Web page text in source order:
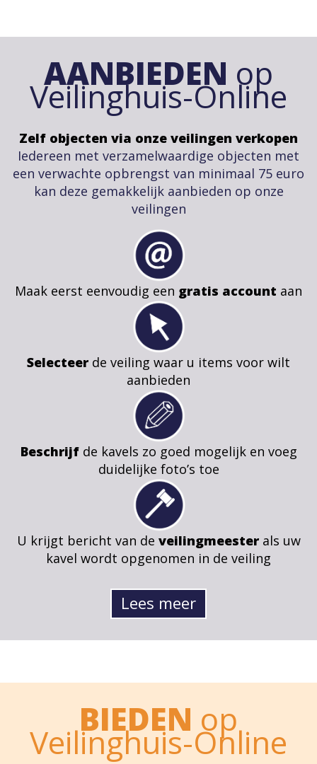
AANBIEDEN op
Veilinghuis-Online
Zelf objecten via onze veilingen verkopen
Iedereen met verzamelwaardige objecten met
een verwachte opbrengst van minimaal 75 euro
kan deze gemakkelijk aanbieden op onze
veilingen
Maak eerst eenvoudig een gratis account aan
Selecteer de veiling waar u items voor wilt
aanbieden
Beschrijfde kavels zo goed mogelijk en voeg
duidelijke foto’s toe
U krijgt bericht van de veilingmeesterals uw
kavel wordt opgenomen in de veiling
Lees meer
BIEDEN op
Veilinghuis-Online